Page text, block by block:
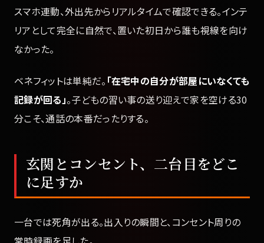
スマホ連動、外出先からリアルタイムで確認できる。インテ
リアとして完全に自然で、置いた初日から誰も視線を向け
なかった。
ベネフィットは単純だ。 「在宅中の自分が部屋にいなくても
記録が回る」。子どもの習い事の送り迎えで家を空ける30
分こそ、通話の本番だったりする。
玄関とコンセント、二台目をどこ
に足すか
一台では死角が出る。出入りの瞬間と、コンセント周りの